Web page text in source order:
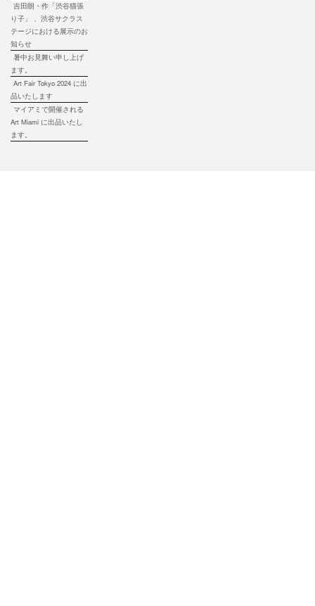
吉田朗・作「渋谷猫張
り子」 、渋谷サクラス
テージにおける展示のお
知らせ
暑中お見舞い申し上げ
ます。
Art Fair Tokyo 2024 に出
品いたします
マイアミで開催される
Art Miami に出品いたし
ます。